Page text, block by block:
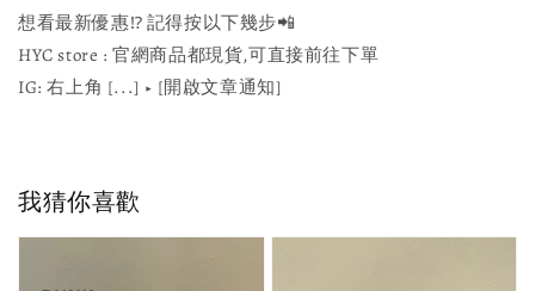
想看最新優惠⁉ 記得按以下幾步📲
HYC store : 官網商品都現貨,可直接前往下單
IG: 右上角 [...] ▶️ [開啟文章通知]
我猜你喜歡